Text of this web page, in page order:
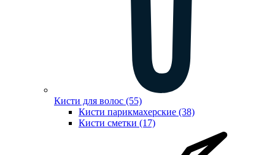
Кисти для волос (55)
Кисти парикмахерские (38)
Кисти сметки (17)